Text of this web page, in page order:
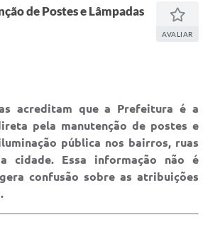
de Postes e Lâmpadas
AVALIAR
acreditam que a Prefeitura é a
pela manutenção de postes e
pública nos bairros, ruas
cidade. Essa informação não é
confusão sobre as atribuições